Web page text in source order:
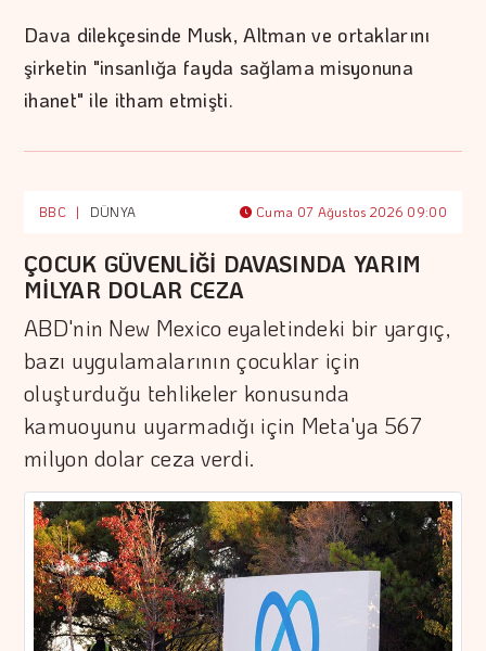
Dava dilekçesinde Musk, Altman ve ortaklarını
şirketin "insanlığa fayda sağlama misyonuna
ihanet" ile itham etmişti.
BBC | DÜNYA Cuma 07 Ağustos 2026 09:00
ÇOCUK GÜVENLİĞİ DAVASINDA YARIM
MİLYAR DOLAR CEZA
ABD'nin New Mexico eyaletindeki bir yargıç,
bazı uygulamalarının çocuklar için
oluşturduğu tehlikeler konusunda
kamuoyunu uyarmadığı için Meta'ya 567
milyon dolar ceza verdi.